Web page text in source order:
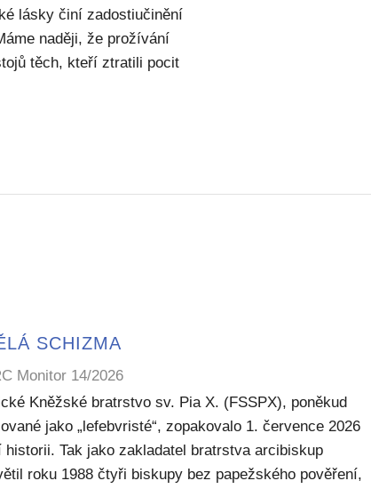
lásky činí zadostiučinění
naději, že prožívání
těch, kteří ztratili pocit
SCHIZMA
Monitor 14/2026
Kněžské bratrstvo sv. Pia X. (FSSPX), poněkud
jako „lefebvristé“, zopakovalo 1. července 2026
historii. Tak jako zakladatel bratrstva arcibiskup
roku 1988 čtyři biskupy bez papežského pověření,